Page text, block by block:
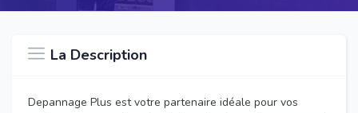
La Description
Depannage Plus est votre partenaire idéale pour vos